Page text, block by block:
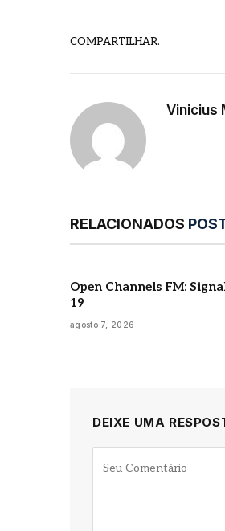
COMPARTILHAR.
Vinicius
RELACIONADOS
Open Channels FM:
19
agosto 7, 2026
DEIXE UMA